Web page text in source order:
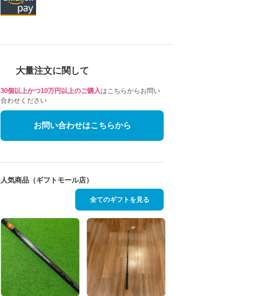
大量注文に関して
30個以上かつ10万円以上のご購入 はこちらからお問い
合わせください
お問い合わせはこちらから
人気商品（ギフトモール店）
全てのギフトを見る